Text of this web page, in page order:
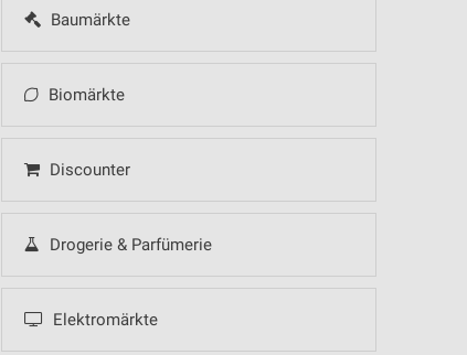
Baumärkte
Biomärkte
Discounter
Drogerie & Parfümerie
Elektromärkte